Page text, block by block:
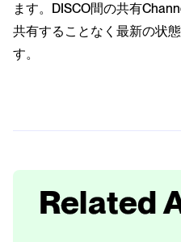
ます。DISCO間の共有
共有することなく最新の状
す。
Related